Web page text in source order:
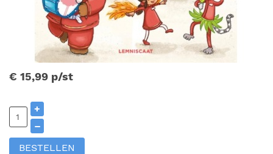
€ 15,99 p/st
+
–
BESTELLEN